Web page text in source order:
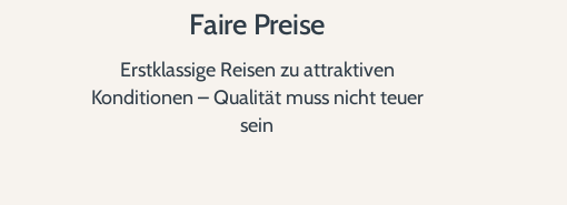
Faire Preise
Erstklassige Reisen zu attraktiven
Konditionen – Qualität muss nicht teuer
sein